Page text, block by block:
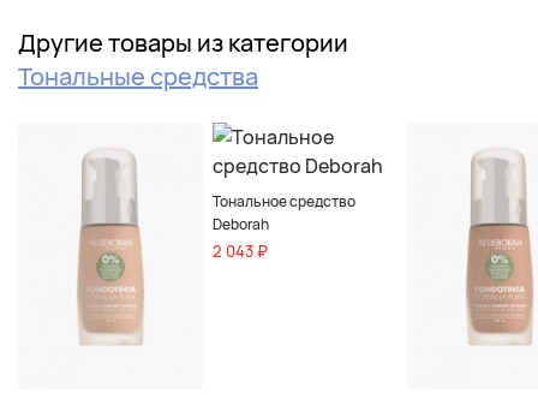
Другие товары из категории
Тональные средства
Тональное средство
Deborah
2 043 ₽